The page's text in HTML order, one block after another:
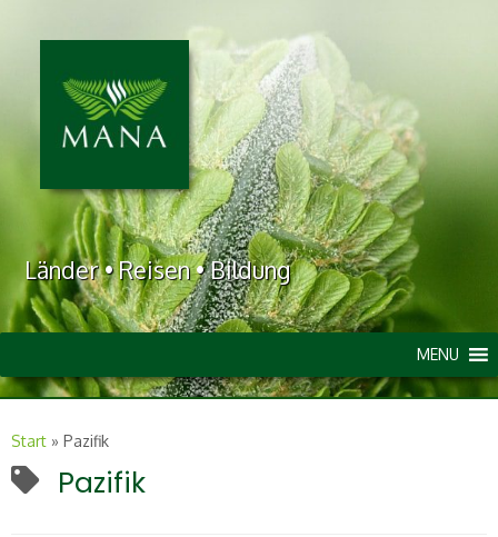
Länder • Reisen • Bildung
MENU
Start » Pazifik
Pazifik